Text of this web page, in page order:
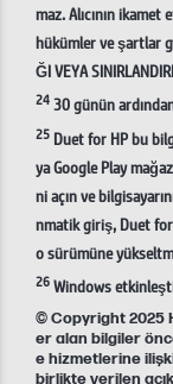
maz. Alıcının
hükümler ve şartlar
ĞI VEYA
2430 günün
25 Duet for HP bu
ya Google Play
ni açın ve
nmatik giriş, Duet for
o sürümüne
26Windows
© Copyright 2025
er alan bilgiler
e hizmetlerine
birlikte verilen